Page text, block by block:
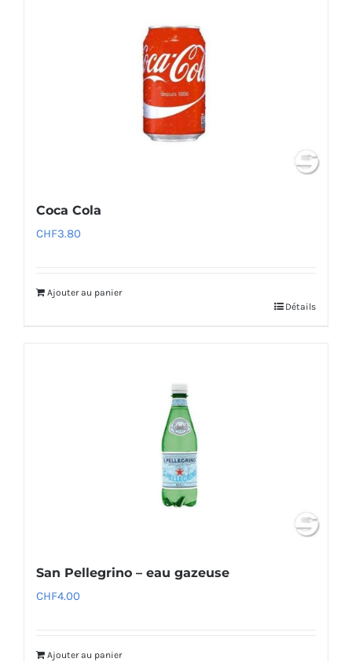
Coca Cola
CHF3.80
Ajouter au panier
Détails
San Pellegrino – eau gazeuse
CHF4.00
Ajouter au panier